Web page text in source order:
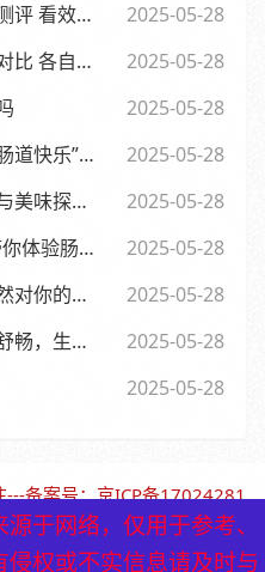
与使用感受
2025-05-28
者该如何选择
2025-05-28
2025-05-28
受生活每一天
2025-05-28
探索之旅
2025-05-28
新活力风暴
2025-05-28
奇妙的影响
2025-05-28
的小助手”
2025-05-28
2025-05-28
于网络，仅用于参考、
权或不实信息请及时与
---备案号：京ICP备17024281
堂药业）
于网络，仅用于参考、
权或不实信息请及时与